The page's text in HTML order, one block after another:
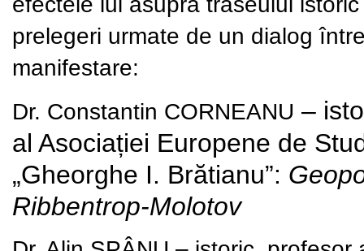
prelegeri urmate de un dialog
manifestare:
Dr. Constantin CORNEANU –
al Asociației Europene de
„Gheorghe I. Brătianu”:
Ribbentrop-Molotov